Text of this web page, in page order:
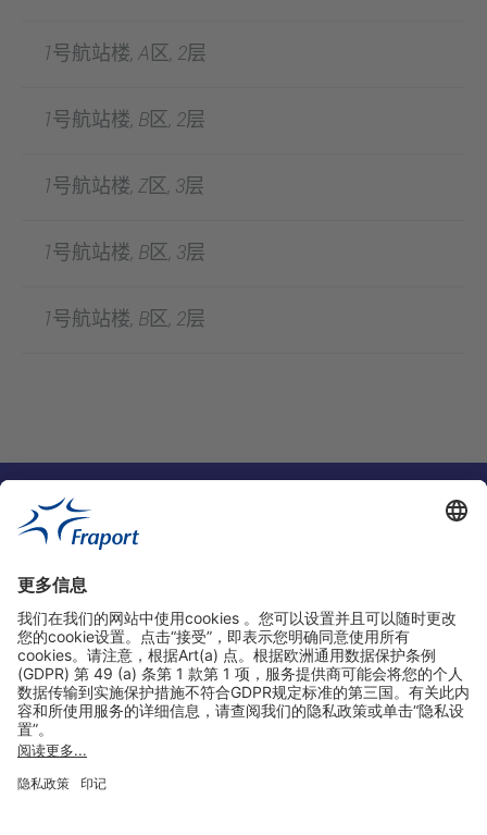
1号航站楼, A区, 2层
1号航站楼, B区, 2层
1号航站楼, Z区, 3层
1号航站楼, B区, 3层
1号航站楼, B区, 2层
实用链接
购物&线上预定
关于我们